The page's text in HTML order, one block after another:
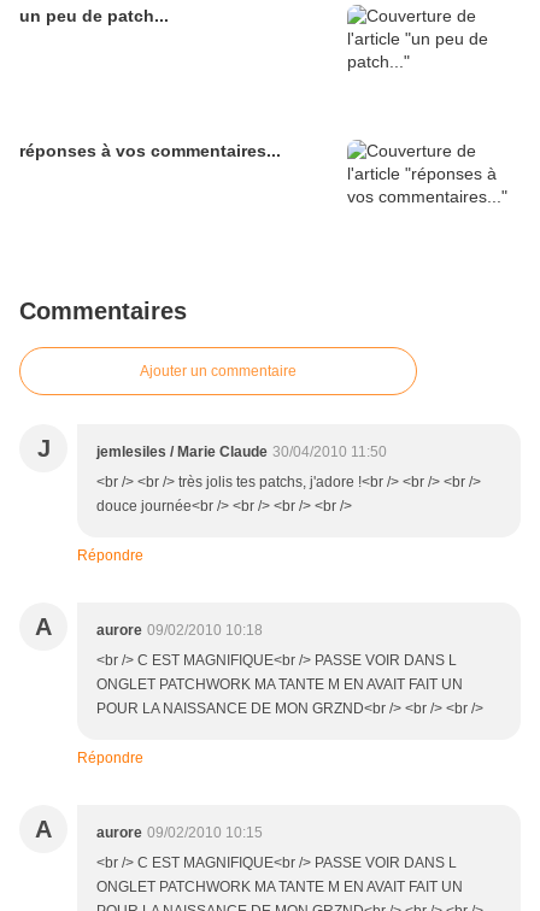
un peu de patch...
réponses à vos commentaires...
Commentaires
Ajouter un commentaire
J jemlesiles / Marie Claude 30/04/2010 11:50
<br /> <br /> très jolis tes patchs, j'adore !<br /> <br /> <br />
douce journée<br /> <br /> <br /> <br />
Répondre
A aurore 09/02/2010 10:18
<br /> C EST MAGNIFIQUE<br /> PASSE VOIR DANS L
ONGLET PATCHWORK MA TANTE M EN AVAIT FAIT UN
POUR LA NAISSANCE DE MON GRZND<br /> <br /> <br />
Répondre
A aurore 09/02/2010 10:15
<br /> C EST MAGNIFIQUE<br /> PASSE VOIR DANS L
ONGLET PATCHWORK MA TANTE M EN AVAIT FAIT UN